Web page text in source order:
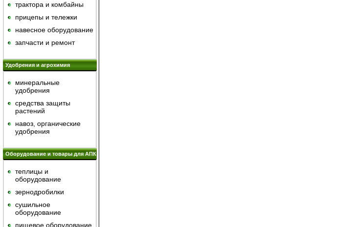
трактора и комбайны
прицепы и тележки
навесное оборудование
запчасти и ремонт
Удобрения и агрохимия
минеральные
удобрения
средства защиты
растений
навоз, органические
удобрения
Оборудование и товары для АПК
теплицы и
оборудование
зернодробилки
сушильное
оборудование
пищевое оборудование